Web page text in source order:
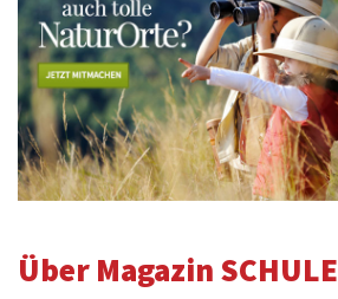
Über Magazin SCHULE